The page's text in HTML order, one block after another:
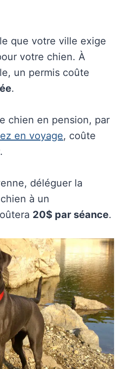
que votre ville exige
votre chien. À
un permis coûte
.
chien en pension, par
en voyage, coûte
.
déléguer la
à un
20$ par séance.